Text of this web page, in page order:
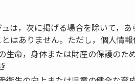
は，次に掲げる場合を除いて，
はありません。ただし，個人情
生命，身体または財産の保護のた